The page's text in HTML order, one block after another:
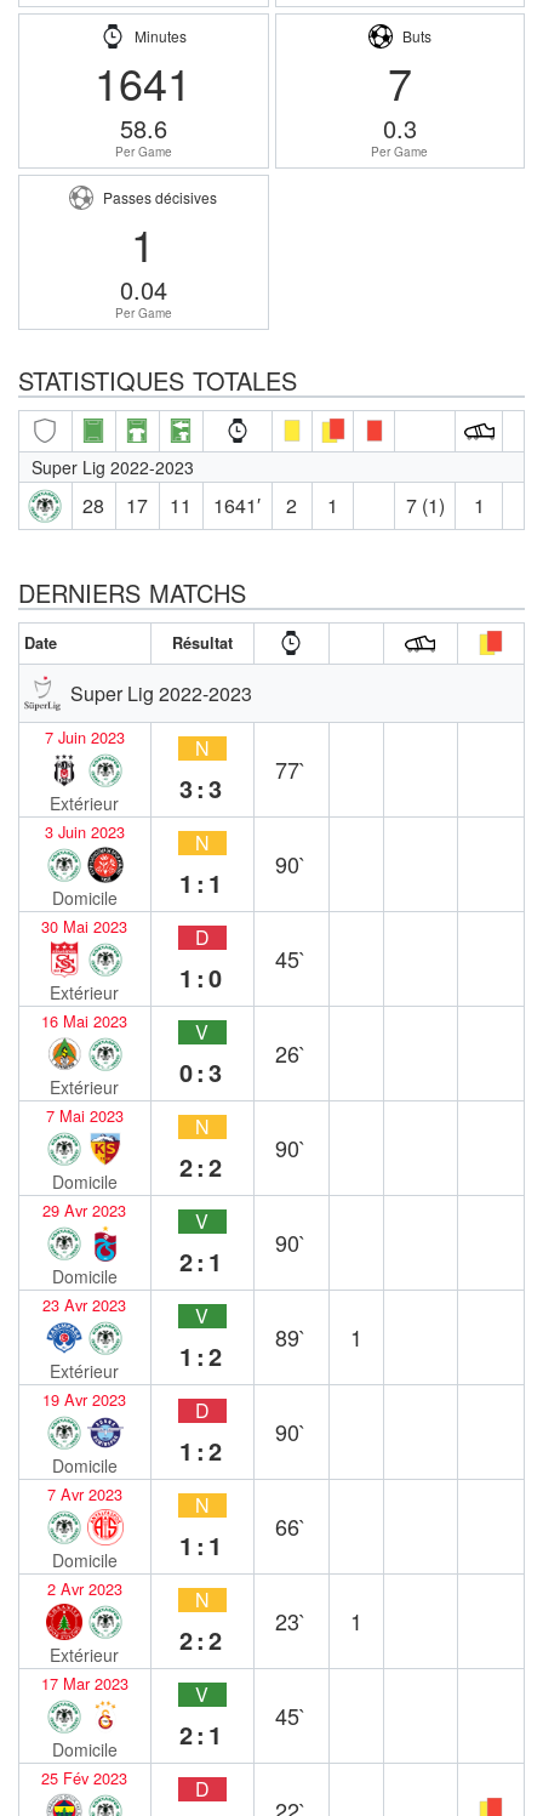
Minutes
1641
58.6
Per Game
Buts
7
0.3
Per Game
Passes décisives
1
0.04
Per Game
STATISTIQUES TOTALES
Super Lig 2022-2023
28 17 11 1641′ 2 1 7 (1) 1
DERNIERS MATCHS
Date Résultat
Super Lig 2022-2023
7 Juin 2023
Extérieur
N
3:3
77`
3 Juin 2023
Domicile
N
1:1
90`
30 Mai 2023
Extérieur
D
1:0
45`
16 Mai 2023
Extérieur
V
0:3
26`
7 Mai 2023
Domicile
N
2:2
90`
29 Avr 2023
Domicile
V
2:1
90`
23 Avr 2023
Extérieur
V
1:2
89` 1
19 Avr 2023
Domicile
D
1:2
90`
7 Avr 2023
Domicile
N
1:1
66`
2 Avr 2023
Extérieur
N
2:2
23` 1
17 Mar 2023
Domicile
V
2:1
45`
25 Fév 2023 D